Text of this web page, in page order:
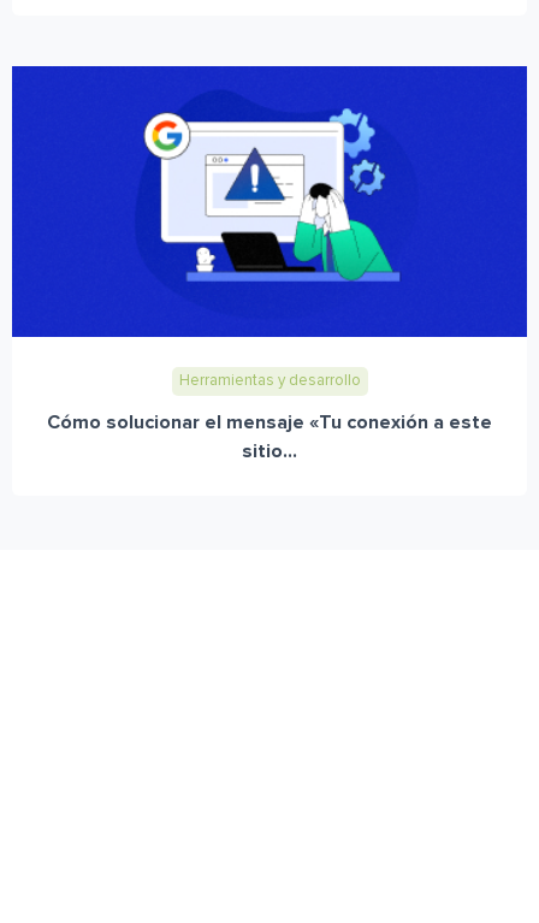
Herramientas y desarrollo
Cómo solucionar el mensaje «Tu conexión a este
sitio...